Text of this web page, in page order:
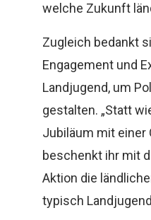
welche Zukunft
Zugleich bedankt
Engagement und
Landjugend, um
gestalten. „Statt
Jubiläum mit einer
beschenkt ihr mit
Aktion die
typisch